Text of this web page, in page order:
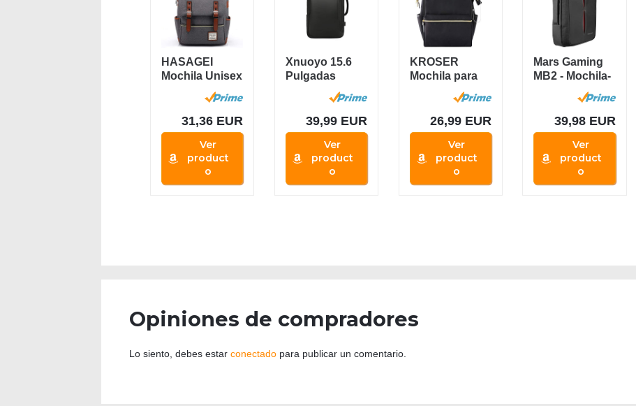
HASAGEI
Mochila Unisex
Mochila del...
31,36 EUR
Ver
product
o
Xnuoyo 15.6
Pulgadas
Portátil,...
39,99 EUR
Ver
product
o
KROSER
Mochila para
Portátil 15.6"
Mochila con...
26,99 EUR
Ver
product
o
Mars Gaming
MB2 - Mochila-
Gaming...
39,98 EUR
Ver
product
o
Opiniones de compradores
Lo siento, debes estar conectadopara publicar un comentario.